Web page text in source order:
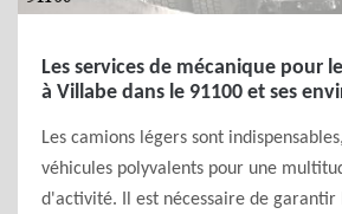
Les services de mécanique pour
à Villabe dans le 91100 et ses
Les camions légers sont
véhicules polyvalents pour une
d'activité. Il est nécessaire de garantir